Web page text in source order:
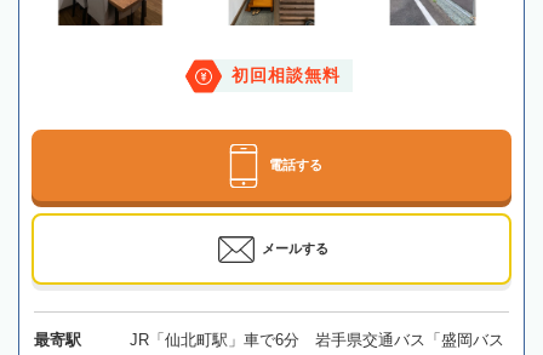
初回相談無料
電話する
メールする
最寄駅
JR「仙北町駅」車で6分 岩手県交通バス「盛岡バス